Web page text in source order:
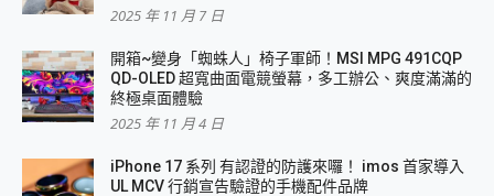
2025 年 11 月 7 日
開箱~變身「蜘蛛人」椅子軍師！MSI MPG 491CQP
QD-OLED 超寬曲面電競螢幕，多工辦公、爽度滿滿的
終極桌面體驗
2025 年 11 月 4 日
iPhone 17 系列 有認證的防護來囉！ imos 首家導入
UL MCV 行銷宣告驗證的手機配件品牌